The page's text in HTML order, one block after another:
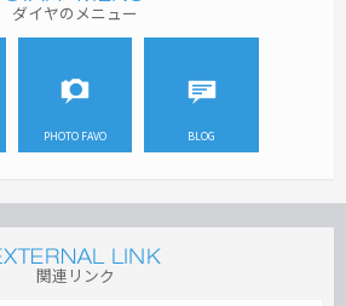
ダイヤのメニュー
PHOTO FAVO BLOG
関連リンク